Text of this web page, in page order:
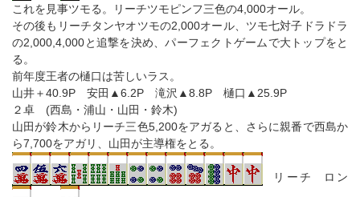
これを見事ツモる。リーチツモピンフ三色の4,000オール。
その後もリーチタンヤオツモの2,000オール、ツモ七対子ドラドラ
の2,000,4,000と追撃を決め、パーフェクトゲームで大トップをと
る。
前年度王者の樋口は苦しいラス。
山井＋40.9P 安田▲6.2P 滝沢▲8.8P 樋口▲25.9P
２卓 (西島・浦山・山田・鈴木)
山田が鈴木からリーチ三色5,200をアガると、さらに親番で西島か
ら7,700をアガリ、山田が主導権をとる。
リーチ ロン